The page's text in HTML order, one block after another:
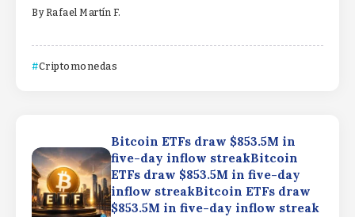
By Rafael Martín F.
Criptomonedas
Bitcoin ETFs draw $853.5M in
five-day inflow streakBitcoin
ETFs draw $853.5M in five-day
inflow streakBitcoin ETFs draw
$853.5M in five-day inflow streak